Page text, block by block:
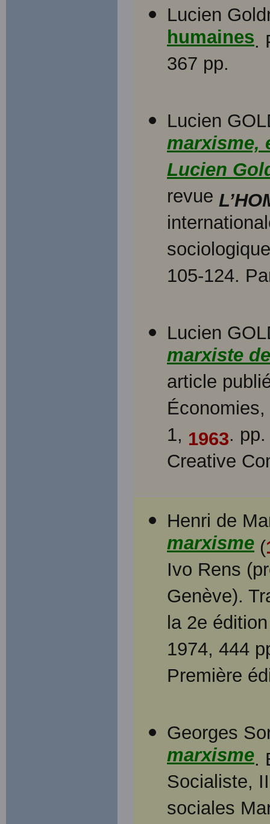
Lucien
humaines.
367 pp.
Lucien
marxisme,
Lucien
revue
105-124.
Lucien
marxiste
article
1, 1963.
Creative
Henri de
marxisme (
Ivo Rens
Genève).
la 2e
1974, 444
Première
Georges
marxisme.
Socialiste,
sociales